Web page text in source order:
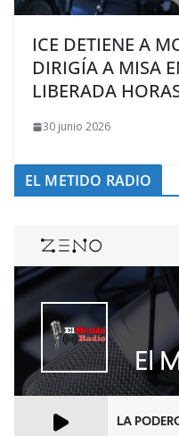
ICE DETIENE A
DIRIGÍA A MISA
LIBERADA
30 junio 2026
EL METIDO RADIO